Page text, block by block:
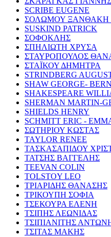
SCRIBE EUGENE
ΣΟΛΩΜΟΥ ΞΑΝΘΑΚΗ
SUSKIND PATRICK
ΣΟΦΟΚΛΗΣ
ΣΠΗΛΙΩΤΗ ΧΡΥΣΑ
ΣΤΑΥΡΟΠΟΥΛΟΣ
ΣΤΑΪΚΟΥ ΔΗΜΗΤΡΑ
STRINDBERG
SHAW GEORGE-
SHAKESPEARE
SHERMAN MARTIN-
SHIELDS HENRY
SCHMITT ERIC -
ΣΩΤΗΡΙΟΥ ΚΩΣΤΑΣ
TAYLOR RENEE
ΤΑΣΚΑΣΑΠΙΔΟΥ
ΤΑΤΣΗΣ ΒΑΓΓΕΛΗΣ
TEEVAN COLIN
TOLSTOY LEO
ΤΡΙΑΡΙΔΗΣ ΘΑΝΑΣΗΣ
ΤΡΙΚΟΥΠΗ ΣΟΦΙΑ
ΤΣΕΚΟΥΡΑ ΕΛΕΝΗ
ΤΣΙΠΗΣ ΛΕΩΝΙΔΑΣ
ΤΣΙΠΙΑΝΙΤΗΣ
ΤΣΙΤΑΣ ΜΑΚΗΣ